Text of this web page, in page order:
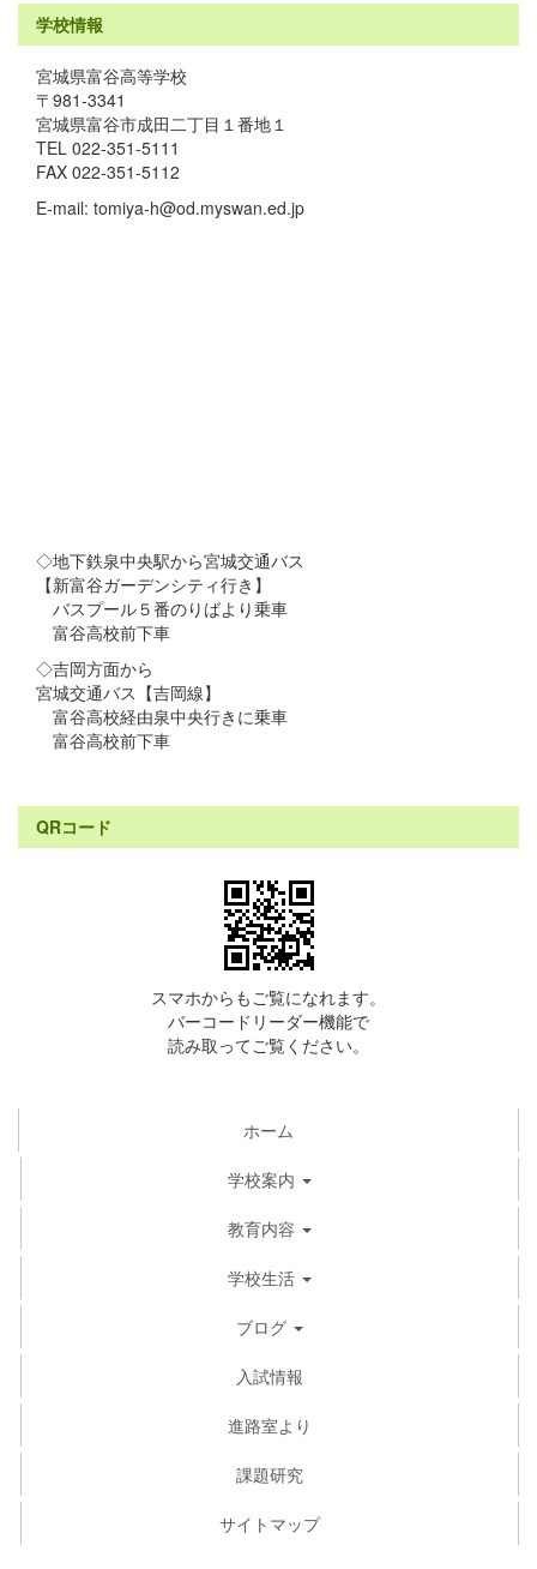
学校情報
宮城県富谷高等学校
〒981-3341
宮城県富谷市成田二丁目１番地１
TEL 022-351-5111
FAX 022-351-5112
E-mail: tomiya-h@od.myswan.ed.jp
◇地下鉄泉中央駅から宮城交通バス
【新富谷ガーデンシティ行き】
バスプール５番のりばより乗車
富谷高校前下車
◇吉岡方面から
宮城交通バス【吉岡線】
富谷高校経由泉中央行きに乗車
富谷高校前下車
QRコード
スマホからもご覧になれます。
バーコードリーダー機能で
読み取ってご覧ください。
ホーム
学校案内
教育内容
学校生活
ブログ
入試情報
進路室より
課題研究
サイトマップ